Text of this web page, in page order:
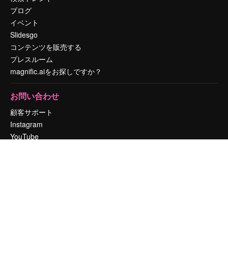
ブログ
イベント
Slidesgo
コンテンツを販売する
プレスルーム
magnific.aiをお探しですか？
お問い合わせ
顧客サポート
Instagram
YouTube